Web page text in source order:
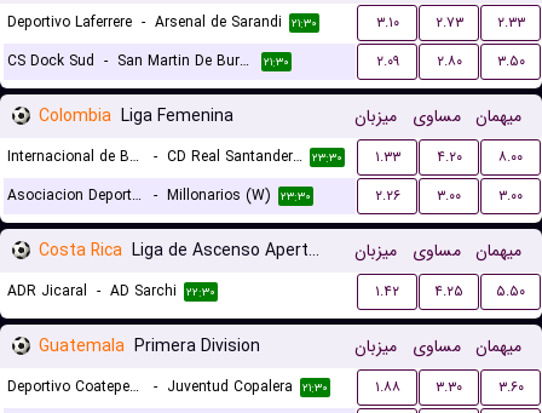
Deportivo Laferrere - Arsenal de Sarandi ۲۱:۳۰ ۳.۱۰ ۲.۷۳
۲.۳۳
CS Dock Sud - San Martin De Burzaco ۲۱:۳۰ ۲.۰۹ ۲.۸۰ ۳.۵۰
Colombia Liga Femenina میزبان مساوی میهمان
Internacional de Bogota (W) - CD Real Santander (W) ۲۳:۳۰ ۱.۳۳ ۴.۲۰
۸.۰۰
Asociacion Deportivo Cali (W) - Millonarios (W) ۲۳:۳۰ ۲.۲۶ ۳.۰۰ ۳.۰۰
Costa Rica Liga de Ascenso Apertura gr. A میزبان مساوی میهمان
ADR Jicaral - AD Sarchi ۲۲:۳۰ ۱.۴۲ ۴.۲۵ ۵.۵۰
Guatemala Primera Division میزبان مساوی میهمان
Deportivo Coatepeque FC - Juventud Copalera ۲۱:۳۰ ۱.۸۸ ۳.۳۰
۳.۶۰